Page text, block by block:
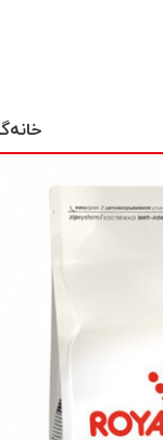
خانه